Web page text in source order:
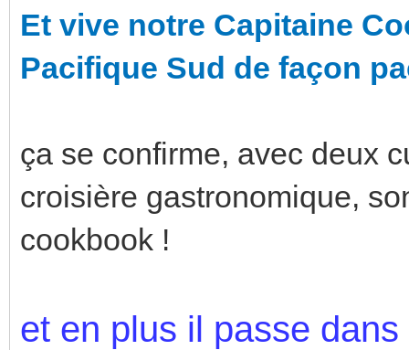
Et vive notre Capitaine
Pacifique Sud de façon
ça se confirme, avec deux
croisière gastronomique,
cookbook !
et en plus il passe